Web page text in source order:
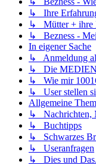
↳ Ihre
↳ Mütter + ihre
↳ Bezness -
In eigener Sache
↳ Anmeldung
↳ Die MEDIEN
↳ Wie mir
↳ User stellen
Allgemeine
↳ Nachrichten,
↳ Buchtipps
↳ Schwarzes
↳ Useranfragen
↳ Dies und